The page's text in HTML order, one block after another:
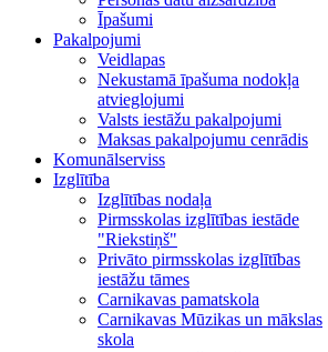
Īpašumi
Pakalpojumi
Veidlapas
Nekustamā īpašuma nodokļa
atvieglojumi
Valsts iestāžu pakalpojumi
Maksas pakalpojumu cenrādis
Komunālserviss
Izglītība
Izglītības nodaļa
Pirmsskolas izglītības iestāde
"Riekstiņš"
Privāto pirmsskolas izglītības
iestāžu tāmes
Carnikavas pamatskola
Carnikavas Mūzikas un mākslas
skola